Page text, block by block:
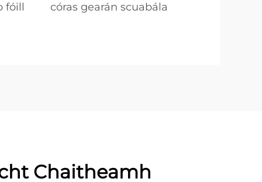
fóill córas gearán scuabála
Chaitheamh